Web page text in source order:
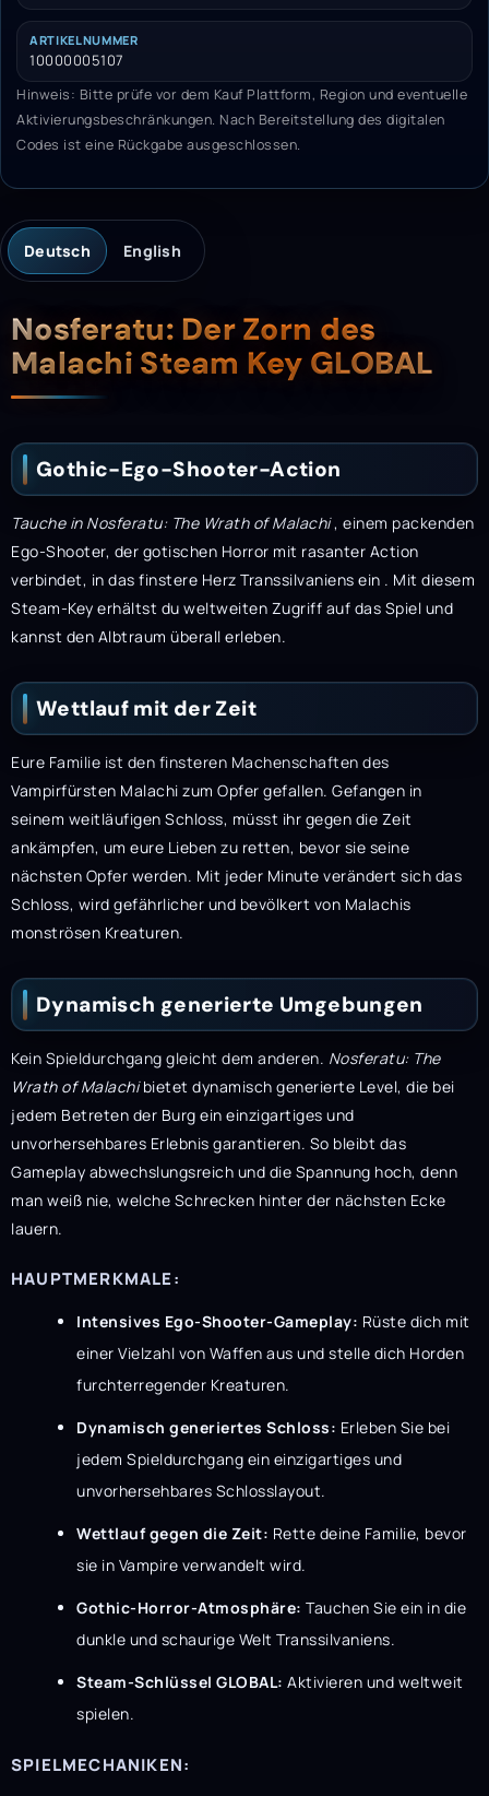
ARTIKELNUMMER
10000005107
Hinweis: Bitte prüfe vor dem Kauf Plattform, Region und eventuelle
Aktivierungsbeschränkungen. Nach Bereitstellung des digitalen
Codes ist eine Rückgabe ausgeschlossen.
Deutsch English
Beschreibung
Nosferatu: Der Zorn des
Malachi Steam Key GLOBAL
Gothic-Ego-Shooter-Action
Tauche in Nosferatu: The Wrath of Malachi, einem packenden
Ego-Shooter, der gotischen Horror mit rasanter Action
verbindet, in das finstere Herz Transsilvaniens ein . Mit diesem
Steam-Key erhältst du weltweiten Zugriff auf das Spiel und
kannst den Albtraum überall erleben.
Wettlauf mit der Zeit
Eure Familie ist den finsteren Machenschaften des
Vampirfürsten Malachi zum Opfer gefallen. Gefangen in
seinem weitläufigen Schloss, müsst ihr gegen die Zeit
ankämpfen, um eure Lieben zu retten, bevor sie seine
nächsten Opfer werden. Mit jeder Minute verändert sich das
Schloss, wird gefährlicher und bevölkert von Malachis
monströsen Kreaturen.
Dynamisch generierte Umgebungen
Kein Spieldurchgang gleicht dem anderen. Nosferatu: The
Wrath of Malachibietet dynamisch generierte Level, die bei
jedem Betreten der Burg ein einzigartiges und
unvorhersehbares Erlebnis garantieren. So bleibt das
Gameplay abwechslungsreich und die Spannung hoch, denn
man weiß nie, welche Schrecken hinter der nächsten Ecke
lauern.
HAUPTMERKMALE:
Intensives Ego-Shooter-Gameplay: Rüste dich mit
einer Vielzahl von Waffen aus und stelle dich Horden
furchterregender Kreaturen.
Dynamisch generiertes Schloss: Erleben Sie bei
jedem Spieldurchgang ein einzigartiges und
unvorhersehbares Schlosslayout.
Wettlauf gegen die Zeit: Rette deine Familie, bevor
sie in Vampire verwandelt wird.
Gothic-Horror-Atmosphäre: Tauchen Sie ein in die
dunkle und schaurige Welt Transsilvaniens.
Steam-Schlüssel GLOBAL: Aktivieren und weltweit
spielen.
SPIELMECHANIKEN: